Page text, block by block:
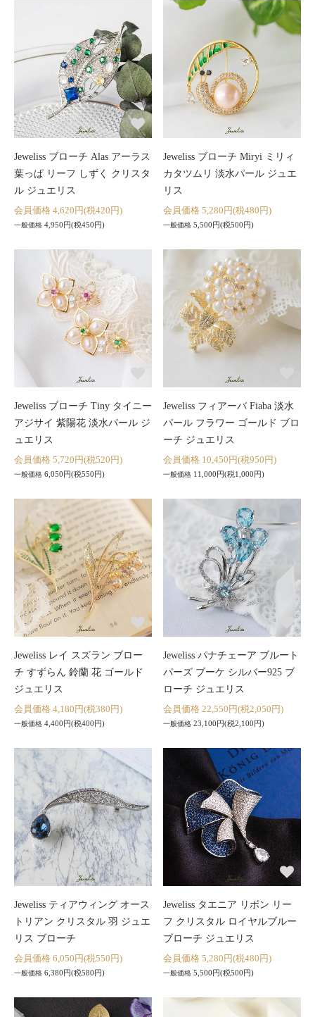
Jeweliss ブローチ Alas アーラス
葉っぱ リーフ しずく クリスタ
ル ジュエリス
会員価格 4,620円(税420円)
一般価格 4,950円(税450円)
Jeweliss ブローチ Miryi ミリィ
カタツムリ 淡水パール ジュエ
リス
会員価格 5,280円(税480円)
一般価格 5,500円(税500円)
Jeweliss ブローチ Tiny タイニー
アジサイ 紫陽花 淡水パール ジ
ュエリス
会員価格 5,720円(税520円)
一般価格 6,050円(税550円)
Jeweliss フィアーバ Fiaba 淡水
パール フラワー ゴールド ブロ
ーチ ジュエリス
会員価格 10,450円(税950円)
一般価格 11,000円(税1,000円)
Jeweliss レイ スズラン ブロー
チ すずらん 鈴蘭 花 ゴールド
ジュエリス
会員価格 4,180円(税380円)
一般価格 4,400円(税400円)
Jeweliss パナチェーア ブルート
パーズ ブーケ シルバー925 ブ
ローチ ジュエリス
会員価格 22,550円(税2,050円)
一般価格 23,100円(税2,100円)
Jeweliss ティアウィング オース
トリアン クリスタル 羽 ジュエ
リス ブローチ
会員価格 6,050円(税550円)
一般価格 6,380円(税580円)
Jeweliss タエニア リボン リー
フ クリスタル ロイヤルブルー
ブローチ ジュエリス
会員価格 5,280円(税480円)
一般価格 5,500円(税500円)